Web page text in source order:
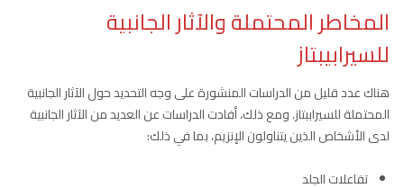
المخاطر المحتملة والآثار الجانبية
للسيرابيبتاز
هناك عدد قليل من الدراسات المنشورة على وجه التحديد حول الآثار الجانبية
المحتملة للسيراببتاز. ومع ذلك، أفادت الدراسات عن العديد من الآثار الجانبية
لدى الأشخاص الذين يتناولون الإنزيم، بما في ذلك:
تفاعلات الجلد